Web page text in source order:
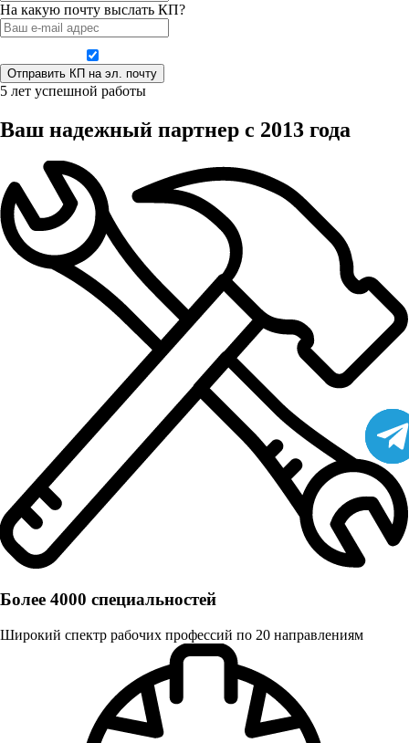
На какую почту выслать КП?
5 лет успешной работы
Ваш надежный партнер с 2013 года
Более 4000 специальностей
Широкий спектр рабочих профессий по 20 направлениям